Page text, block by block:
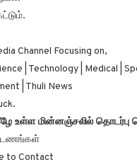
Channel Focusing on,
| Technology | Medical |
| Thuli News
உள்ள மின்னஞ்சலில்
to Contact